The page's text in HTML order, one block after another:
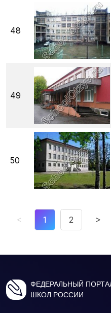
48
49
50
< 1 2 >
ФЕДЕРАЛЬНЫЙ
ШКОЛ РОССИИ